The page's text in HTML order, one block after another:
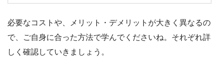
必要なコストや、メリット・デメリットが大きく異なるの
で、ご自身に合った方法で学んでくださいね。それぞれ詳
しく確認していきましょう。